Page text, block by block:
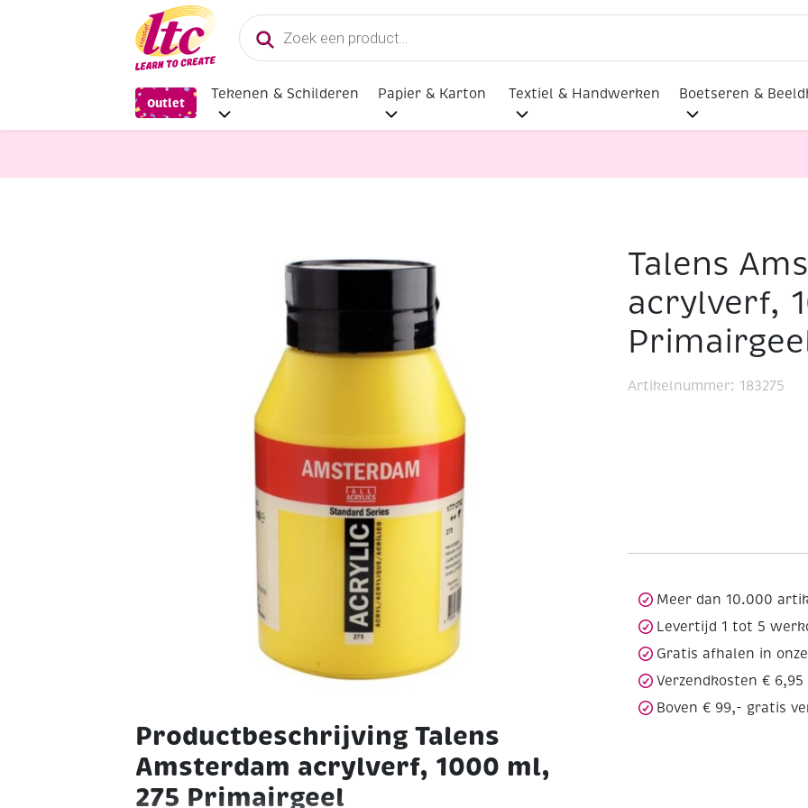
Producten
zoeken
Outlet
Tekenen & Schilderen Papier & Karton Textiel & Handwerken Boetseren &
Talens Amsterdam acrylverf, 1000 ml, 275 Primairgeel
Productbeschrijving Talens
Amsterdam acrylverf, 1000 ml,
275 Primairgeel
Talens
acrylverf,
Artikelnummer: 183275
Meer dan 10.000
Levertijd 1 tot 5
Gratis afhalen in
Verzendkosten € 6,95
Boven € 99,- gratis